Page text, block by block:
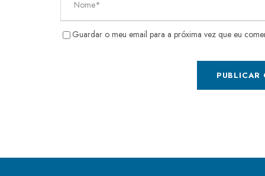
Guardar o meu email para a próxima vez que eu